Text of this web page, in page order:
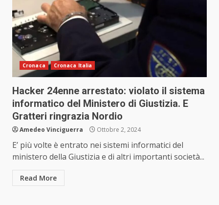
Cronaca Cronaca Italia
Hacker 24enne arrestato: violato il sistema
informatico del Ministero di Giustizia. E
Gratteri ringrazia Nordio
Amedeo Vinciguerra Ottobre 2, 2024
E’ più volte è entrato nei sistemi informatici del
ministero della Giustizia e di altri importanti società...
Read More